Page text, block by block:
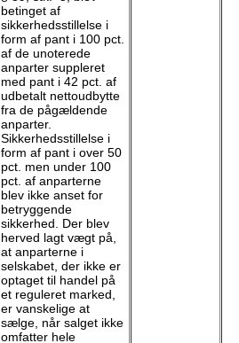
betinget af
sikkerhedsstillelse i
form af pant i 100 pct.
af de unoterede
anparter suppleret
med pant i 42 pct. af
udbetalt nettoudbytte
fra de pågældende
anparter.
Sikkerhedsstillelse i
form af pant i over 50
pct. men under 100
pct. af anparterne
blev ikke anset for
betryggende
sikkerhed. Der blev
herved lagt vægt på,
at anparterne i
selskabet, der ikke er
optaget til handel på
et reguleret marked,
er vanskelige at
sælge, når salget ikke
omfatter hele